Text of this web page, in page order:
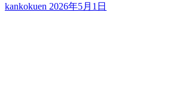
kankokuen 2026年5月1日